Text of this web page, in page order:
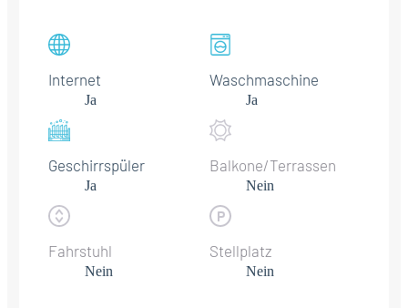
Internet
Ja
Waschmaschine
Ja
Geschirrspüler
Ja
Balkone/Terrassen
Nein
Fahrstuhl
Nein
Stellplatz
Nein